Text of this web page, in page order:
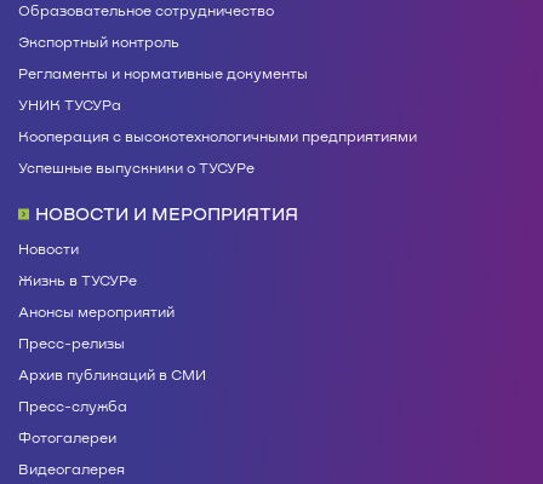
Образовательное сотрудничество
Экспортный контроль
Регламенты и нормативные документы
УНИК ТУСУРа
Кооперация с высокотехнологичными предприятиями
Успешные выпускники о ТУСУРе
НОВОСТИ И МЕРОПРИЯТИЯ
Новости
Жизнь в ТУСУРе
Анонсы мероприятий
Пресс-релизы
Архив публикаций в СМИ
Пресс-служба
Фотогалереи
Видеогалерея